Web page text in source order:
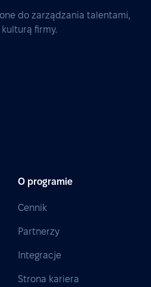
do zarządzania talentami,
firmy.
O programie
Cennik
Partnerzy
Integracje
Strona kariera